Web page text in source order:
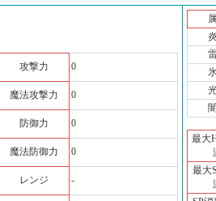
攻撃力 0
魔法攻撃力 0
防御力 0
魔法防御力 0
レンジ -
最大
最大